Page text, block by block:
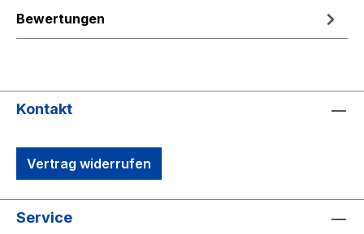
Bewertungen
Kontakt
Vertrag widerrufen
Service